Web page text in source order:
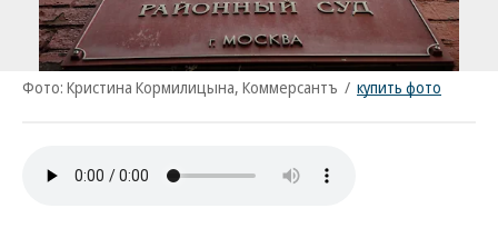
Фото: Кристина Кормилицына, Коммерсантъ / купить фото